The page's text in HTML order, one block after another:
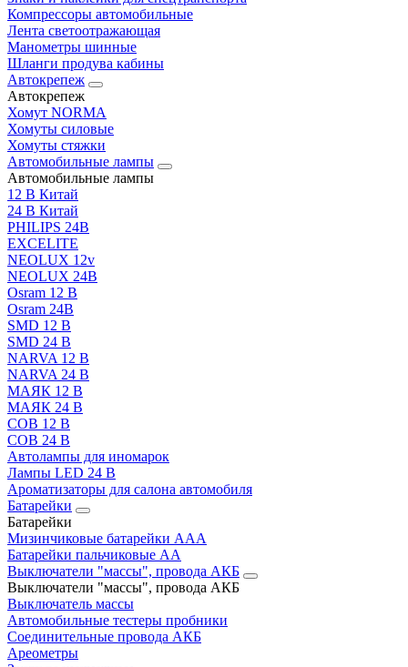
Компрессоры автомобильные
Лента светоотражающая
Манометры шинные
Шланги продува кабины
Автокрепеж
Автокрепеж
Хомут NORMA
Хомуты силовые
Хомуты стяжки
Автомобильные лампы
Автомобильные лампы
12 В Китай
24 В Китай
PHILIPS 24В
EXCELITE
NEOLUX 12v
NEOLUX 24В
Osram 12 В
Osram 24В
SMD 12 В
SMD 24 В
NARVA 12 В
NARVA 24 В
МАЯК 12 В
МАЯК 24 В
COB 12 В
COB 24 В
Автолампы для иномарок
Лампы LED 24 B
Ароматизаторы для салона автомобиля
Батарейки
Батарейки
Мизинчиковые батарейки AAA
Батарейки пальчиковые АА
Выключатели "массы", провода АКБ
Выключатели "массы", провода АКБ
Выключатель массы
Автомобильные тестеры пробники
Соединительные провода АКБ
Ареометры